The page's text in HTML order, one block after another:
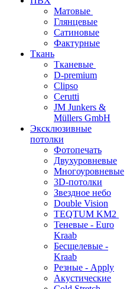
Матовые
Глянцевые
Сатиновые
Фактурные
Ткань
Тканевые
D-premium
Clipso
Cerutti
JM Junkers &
Müllers GmbH
Эксклюзивные
потолки
Фотопечать
Двухуровневые
Многоуровневые
3D-потолки
Звездное небо
Double Vision
TEQTUM KM2
Теневые - Euro
Kraab
Бесщелевые -
Kraab
Резные - Apply
Акустические